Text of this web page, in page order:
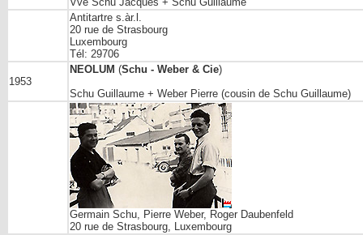
Antitartre s.àr.l.
20 rue de Strasbourg
Luxembourg
Tél: 29706
1953
NEOLUM (Schu - Weber & Cie)
Schu Guillaume + Weber Pierre (cousin de Schu Guillaume)
Germain Schu, Pierre Weber, Roger Daubenfeld
20 rue de Strasbourg, Luxembourg